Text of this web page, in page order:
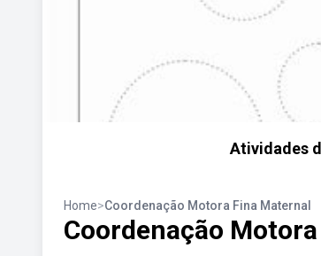
Atividades
Home>Coordenação Motora Fina Maternal
Coordenação